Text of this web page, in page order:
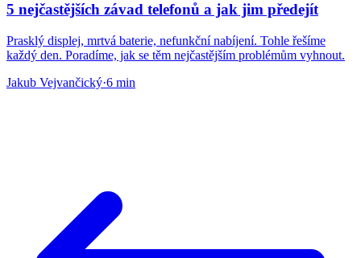
5 nejčastějších závad telefonů a jak jim předejít
Prasklý displej, mrtvá baterie, nefunkční nabíjení. Tohle řešíme
každý den. Poradíme, jak se těm nejčastějším problémům vyhnout.
Jakub Vejvančický·6 min